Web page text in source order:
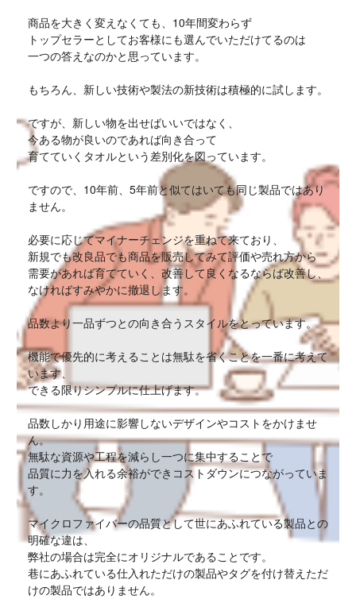
商品を大きく変えなくても、10年間変わらず
トップセラーとしてお客様にも選んでいただけてるのは
一つの答えなのかと思っています。
もちろん、新しい技術や製法の新技術は積極的に試します。
ですが、新しい物を出せばいいではなく、
今ある物が良いのであれば向き合って
育てていくタオルという差別化を図っています。
ですので、10年前、5年前と似てはいても同じ製品ではあり
ません。
必要に応じてマイナーチェンジを重ねて来ており、
新規でも改良品でも商品を販売してみて評価や売れ方から
需要があれば育てていく、改善して良くなるならば改善し、
なければすみやかに撤退します。
品数より一品ずつとの向き合うスタイルをとっています。
機能で優先的に考えることは無駄を省くことを一番に考えて
います、
できる限りシンプルに仕上げます。
品数しかり用途に影響しないデザインやコストをかけませ
ん。
無駄な資源や工程を減らし一つに集中することで
品質に力を入れる余裕ができコストダウンにつながっていま
す。
マイクロファイバーの品質として世にあふれている製品との
明確な違は、
弊社の場合は完全にオリジナルであることです。
巷にあふれている仕入れただけの製品やタグを付け替えただ
けの製品ではありません。